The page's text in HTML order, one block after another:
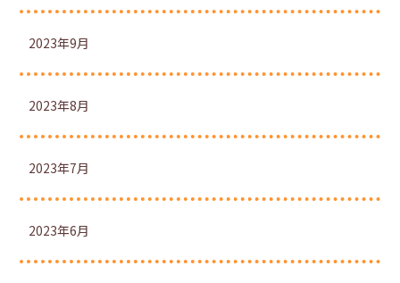
2023年9月
2023年8月
2023年7月
2023年6月